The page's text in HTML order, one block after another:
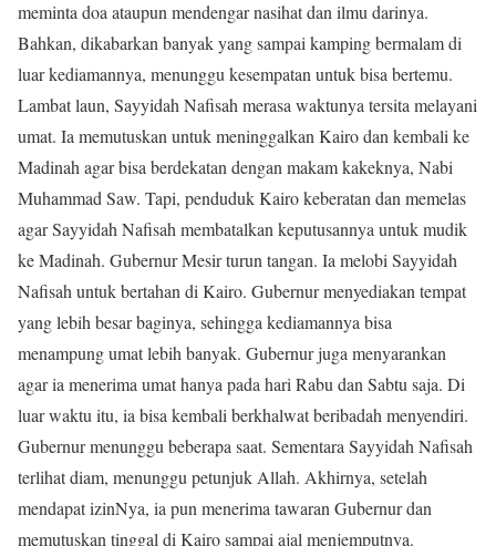
meminta doa ataupun mendengar nasihat dan ilmu darinya.
Bahkan, dikabarkan banyak yang sampai kamping bermalam di
luar kediamannya, menunggu kesempatan untuk bisa bertemu.
Lambat laun, Sayyidah Nafisah merasa waktunya tersita melayani
umat. Ia memutuskan untuk meninggalkan Kairo dan kembali ke
Madinah agar bisa berdekatan dengan makam kakeknya, Nabi
Muhammad Saw. Tapi, penduduk Kairo keberatan dan memelas
agar Sayyidah Nafisah membatalkan keputusannya untuk mudik
ke Madinah. Gubernur Mesir turun tangan. Ia melobi Sayyidah
Nafisah untuk bertahan di Kairo. Gubernur menyediakan tempat
yang lebih besar baginya, sehingga kediamannya bisa
menampung umat lebih banyak. Gubernur juga menyarankan
agar ia menerima umat hanya pada hari Rabu dan Sabtu saja. Di
luar waktu itu, ia bisa kembali berkhalwat beribadah menyendiri.
Gubernur menunggu beberapa saat. Sementara Sayyidah Nafisah
terlihat diam, menunggu petunjuk Allah. Akhirnya, setelah
mendapat izinNya, ia pun menerima tawaran Gubernur dan
memutuskan tinggal di Kairo sampai ajal menjemputnya.